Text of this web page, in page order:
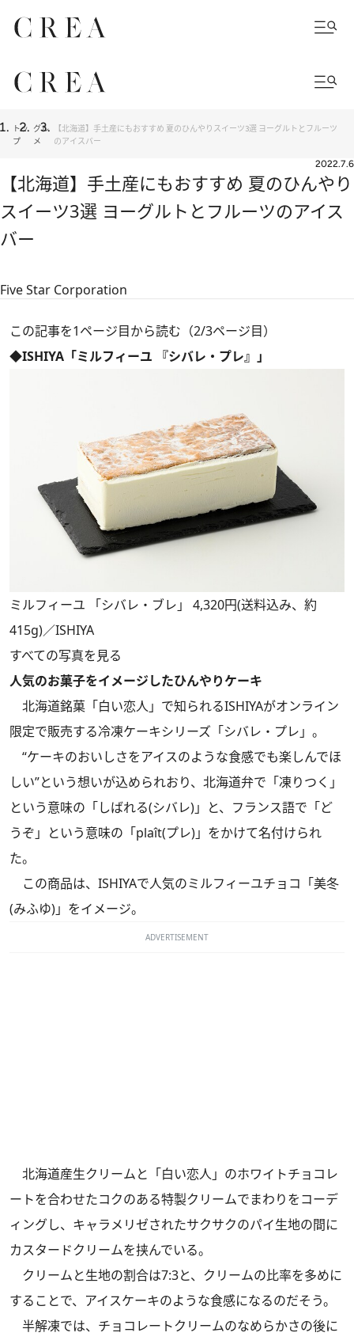
トッ
プ
グル
メ
【北海道】手土産にもおすすめ 夏のひんやりスイーツ3選 ヨーグルトとフルーツ
のアイスバー
2022.7.6
【北海道】手土産にもおすすめ 夏のひんやり
スイーツ3選 ヨーグルトとフルーツのアイス
バー
Five Star Corporation
この記事を1ページ目から読む（2/3ページ目）
◆ISHIYA「ミルフィーユ 『シバレ・プレ』」
ミルフィーユ 「シバレ・ブレ」 4,320円(送料込み、約
415g)／ISHIYA
すべての写真を見る
人気のお菓子をイメージしたひんやりケーキ
北海道銘菓「白い恋人」で知られるISHIYAがオンライン
限定で販売する冷凍ケーキシリーズ「シバレ・プレ」。
“ケーキのおいしさをアイスのような食感でも楽しんでほ
しい”という想いが込められおり、北海道弁で「凍りつく」
という意味の「しばれる(シバレ)」と、フランス語で「ど
うぞ」という意味の「plaît(プレ)」をかけて名付けられ
た。
この商品は、ISHIYAで人気のミルフィーユチョコ「美冬
(みふゆ)」をイメージ。
ADVERTISEMENT
北海道産生クリームと「白い恋人」のホワイトチョコレ
ートを合わせたコクのある特製クリームでまわりをコーデ
ィングし、キャラメリゼされたサクサクのパイ生地の間に
カスタードクリームを挟んでいる。
クリームと生地の割合は7:3と、クリームの比率を多めに
することで、アイスケーキのような食感になるのだそう。
半解凍では、チョコレートクリームのなめらかさの後に